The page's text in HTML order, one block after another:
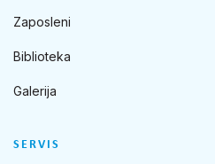
Zaposleni
Biblioteka
Galerija
SERVIS